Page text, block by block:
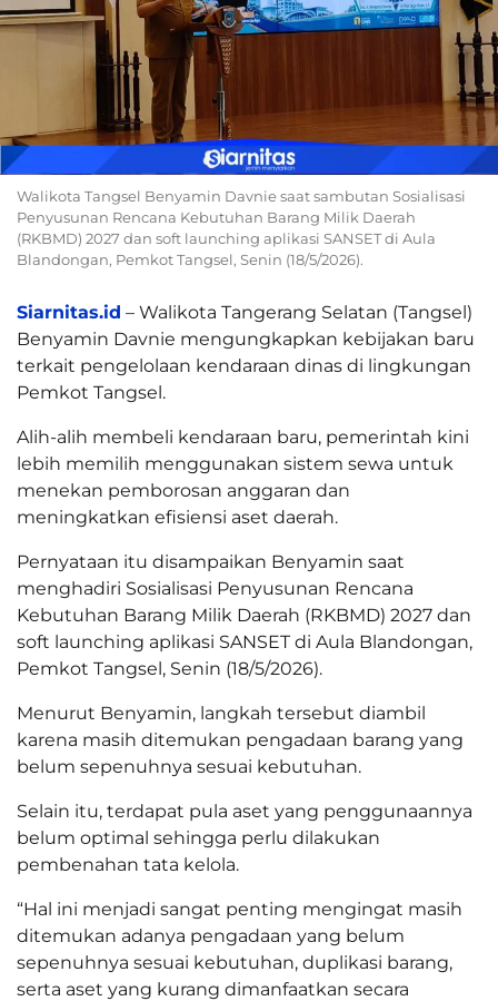
Walikota Tangsel Benyamin Davnie saat sambutan Sosialisasi
Penyusunan Rencana Kebutuhan Barang Milik Daerah
(RKBMD) 2027 dan soft launching aplikasi SANSET di Aula
Blandongan, Pemkot Tangsel, Senin (18/5/2026).
Siarnitas.id – Walikota Tangerang Selatan (Tangsel)
Benyamin Davnie mengungkapkan kebijakan baru
terkait pengelolaan kendaraan dinas di lingkungan
Pemkot Tangsel.
Alih-alih membeli kendaraan baru, pemerintah kini
lebih memilih menggunakan sistem sewa untuk
menekan pemborosan anggaran dan
meningkatkan efisiensi aset daerah.
Pernyataan itu disampaikan Benyamin saat
menghadiri Sosialisasi Penyusunan Rencana
Kebutuhan Barang Milik Daerah (RKBMD) 2027 dan
soft launching aplikasi SANSET di Aula Blandongan,
Pemkot Tangsel, Senin (18/5/2026).
Menurut Benyamin, langkah tersebut diambil
karena masih ditemukan pengadaan barang yang
belum sepenuhnya sesuai kebutuhan.
Selain itu, terdapat pula aset yang penggunaannya
belum optimal sehingga perlu dilakukan
pembenahan tata kelola.
“Hal ini menjadi sangat penting mengingat masih
ditemukan adanya pengadaan yang belum
sepenuhnya sesuai kebutuhan, duplikasi barang,
serta aset yang kurang dimanfaatkan secara